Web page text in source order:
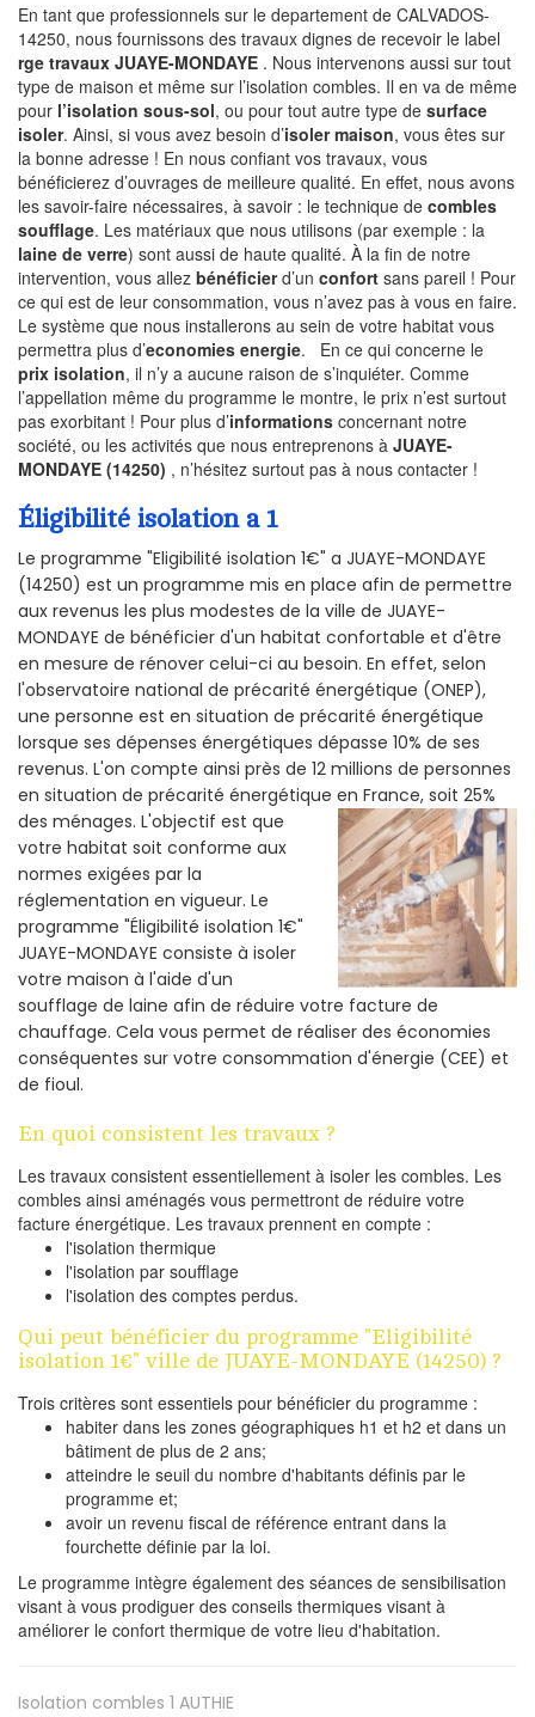
En tant que professionnels sur le departement de CALVADOS-
14250, nous fournissons des travaux dignes de recevoir le label
rge travaux JUAYE-MONDAYE . Nous intervenons aussi sur tout
type de maison et même sur l’isolation combles. Il en va de même
pour l’isolation sous-sol, ou pour tout autre type de surface
isoler. Ainsi, si vous avez besoin d’isoler maison, vous êtes sur
la bonne adresse ! En nous confiant vos travaux, vous
bénéficierez d’ouvrages de meilleure qualité. En effet, nous avons
les savoir-faire nécessaires, à savoir : le technique de combles
soufflage. Les matériaux que nous utilisons (par exemple : la
laine de verre) sont aussi de haute qualité. À la fin de notre
intervention, vous allez bénéficierd’un confort sans pareil ! Pour
ce qui est de leur consommation, vous n’avez pas à vous en faire.
Le système que nous installerons au sein de votre habitat vous
permettra plus d’economies energie. En ce qui concerne le
prix isolation, il n’y a aucune raison de s’inquiéter. Comme
l’appellation même du programme le montre, le prix n’est surtout
pas exorbitant ! Pour plus d’informations concernant notre
société, ou les activités que nous entreprenons à JUAYE-
MONDAYE (14250) , n’hésitez surtout pas à nous contacter !
Éligibilité isolation a 1
Le programme "Eligibilité isolation 1€" a JUAYE-MONDAYE
(14250) est un programme mis en place afin de permettre
aux revenus les plus modestes de la ville de JUAYE-
MONDAYE de bénéficier d'un habitat confortable et d'être
en mesure de rénover celui-ci au besoin. En effet, selon
l'observatoire national de précarité énergétique (ONEP),
une personne est en situation de précarité énergétique
lorsque ses dépenses énergétiques dépasse 10% de ses
revenus. L'on compte ainsi près de 12 millions de personnes
en situation de précarité énergétique en France, soit 25%
des ménages. L'objectif est que
votre habitat soit conforme aux
normes exigées par la
réglementation en vigueur. Le
programme "Éligibilité isolation 1€"
JUAYE-MONDAYE consiste à isoler
votre maison à l'aide d'un
soufflage de laine afin de réduire votre facture de
chauffage. Cela vous permet de réaliser des économies
conséquentes sur votre consommation d'énergie (CEE) et
de fioul.
En quoi consistent les travaux ?
Les travaux consistent essentiellement à isoler les combles. Les
combles ainsi aménagés vous permettront de réduire votre
facture énergétique. Les travaux prennent en compte :
l'isolation thermique
l'isolation par soufflage
l'isolation des comptes perdus.
Qui peut bénéficier du programme "Eligibilité
isolation 1€" ville de JUAYE-MONDAYE (14250) ?
Trois critères sont essentiels pour bénéficier du programme :
habiter dans les zones géographiques h1 et h2 et dans un
bâtiment de plus de 2 ans;
atteindre le seuil du nombre d'habitants définis par le
programme et;
avoir un revenu fiscal de référence entrant dans la
fourchette définie par la loi.
Le programme intègre également des séances de sensibilisation
visant à vous prodiguer des conseils thermiques visant à
améliorer le confort thermique de votre lieu d'habitation.
Isolation combles 1 AUTHIE